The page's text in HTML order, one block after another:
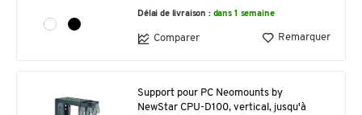
Délai de livraison : dans 1 semaine
Comparer Remarquer
Support pour PC Neomounts by
NewStar CPU-D100, vertical, jusqu'à